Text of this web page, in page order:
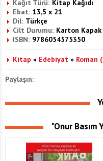
Kağıt Türü: Kitap Kağıdı
Ebat: 13,5 x 21
Dil: Türkçe
Cilt Durumu: Karton Kapak
ISBN: 9786054575350
Kitap » Edebiyat » Roman
Paylaşın:
"Onur Basım